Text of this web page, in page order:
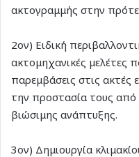
ακτογραμμής στην
2ον) Ειδική
ακτομηχανικές μελέτες
παρεμβάσεις στις ακτές
την προστασία τους
βιώσιμης ανάπτυξης.
3ον) Δημιουργία